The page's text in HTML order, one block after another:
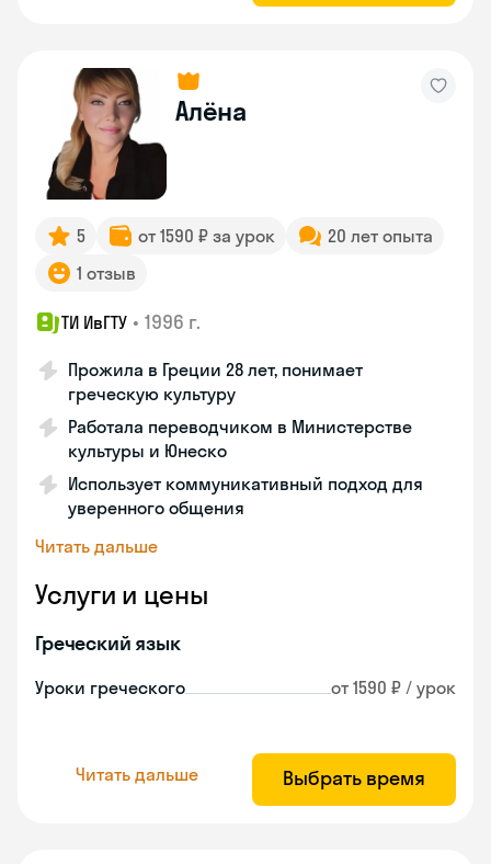
Алёна
5 от 1590 ₽ за урок
20 лет опыта
1 отзыв
ТИ ИвГТУ • 1996 г.
Прожила в Греции 28 лет, понимает
греческую культуру
Работала переводчиком в Министерстве
культуры и Юнеско
Использует коммуникативный подход для
уверенного общения
Читать дальше
Услуги и цены
Греческий язык
Уроки греческого от 1590 ₽ / урок
Читать дальше Выбрать время